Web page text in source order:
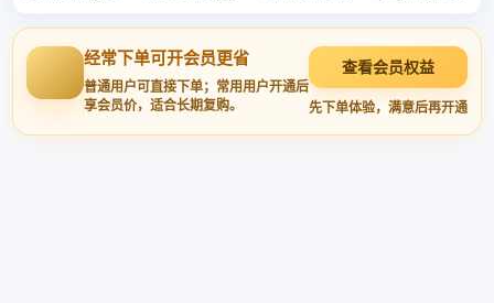
经常下单可开会员更省
普通用户可直接下单；常用用户开通后
享会员价，适合长期复购。
查看会员权益
先下单体验，满意后再开通